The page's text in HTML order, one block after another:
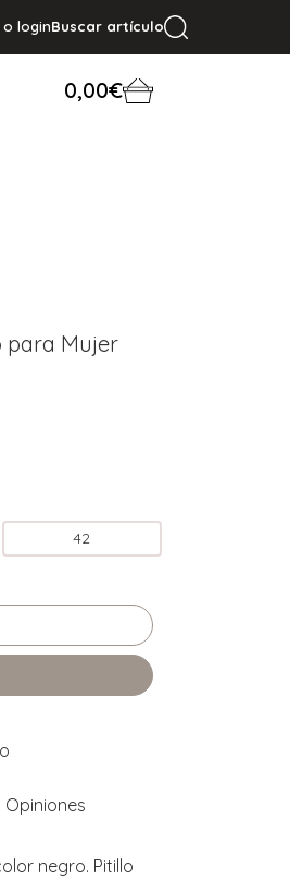
o loginBuscar artículo
0,00€
para Mujer
42
Opiniones
negro. Pitillo